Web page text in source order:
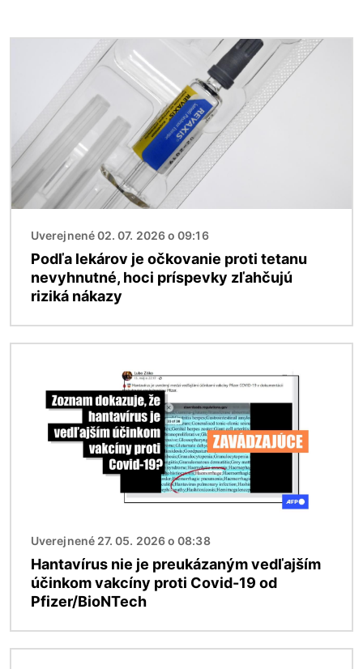
Uverejnené 02. 07. 2026 o 09:16
Podľa lekárov je očkovanie proti tetanu
nevyhnutné, hoci príspevky zľahčujú
riziká nákazy
Uverejnené 27. 05. 2026 o 08:38
Hantavírus nie je preukázaným vedľajším
účinkom vakcíny proti Covid-19 od
Pfizer/BioNTech